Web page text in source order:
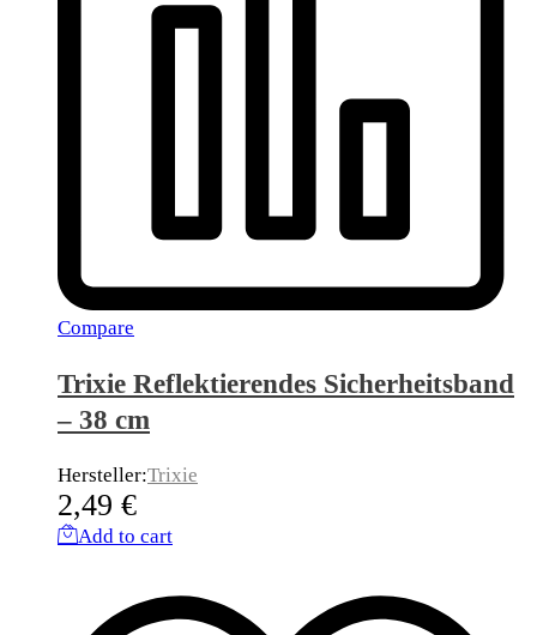
Compare
Trixie Reflektierendes Sicherheitsband
– 38 cm
Hersteller:Trixie
2,49 €
Add to cart